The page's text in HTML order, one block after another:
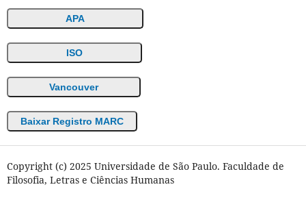
APA
ISO
Vancouver
Baixar Registro MARC
Copyright (c) 2025 Universidade de São Paulo. Faculdade de
Filosofia, Letras e Ciências Humanas